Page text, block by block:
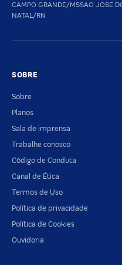
CAMPO GRANDE/MSSAO JOSE
NATAL/RN
SOBRE
Sobre
Planos
Sala de imprensa
Trabalhe conosco
Código de Conduta
Canal de Ética
Termos de Uso
Política de privacidade
Política de Cookies
Ouvidoria